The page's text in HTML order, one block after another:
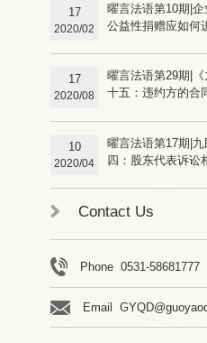
17
2020/02
曜言法语第10期|
公益性捐赠应如何
17
2020/08
曜言法语第29期|
十五：违约方的合
10
2020/04
曜言法语第17期|
四：股东代表诉讼
Contact Us
Phone 0531-58681777
Email